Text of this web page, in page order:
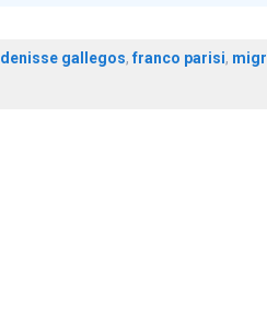
denisse gallegos,franco parisi,